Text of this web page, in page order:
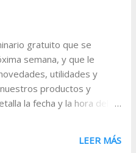
acceder a ellos porque
horizontal en este caso.
Así es, y además
a explicarla.
gratuito que se
semana, y que le
utilidades y
productos y
la fecha y la hora del
Registrarse
vistos los aspectos más
LEER MÁS